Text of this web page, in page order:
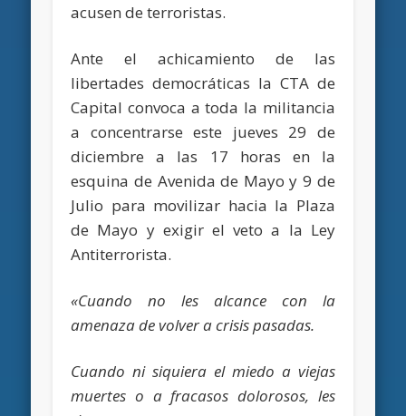
acusen de terroristas.
Ante el achicamiento de las
libertades democráticas la CTA de
Capital convoca a toda la militancia
a concentrarse este jueves 29 de
diciembre a las 17 horas en la
esquina de Avenida de Mayo y 9 de
Julio para movilizar hacia la Plaza
de Mayo y exigir el veto a la Ley
Antiterrorista.
«Cuando no les alcance con la
amenaza de volver a crisis pasadas.
Cuando ni siquiera el miedo a viejas
muertes o a fracasos dolorosos, les